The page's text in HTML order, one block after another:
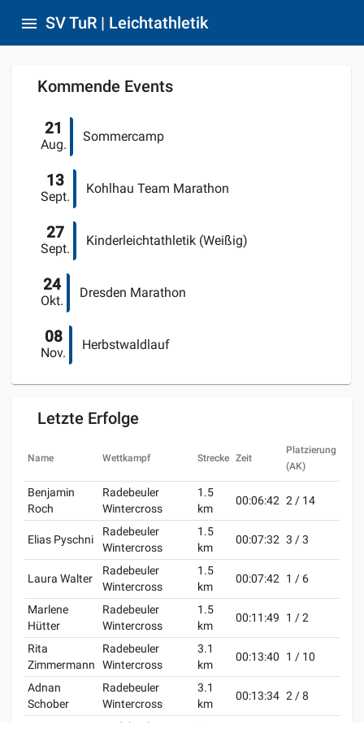
menu SV TuR | Leichtathletik
Kommende Events
21
Aug.
Sommercamp
13
Sept.
Kohlhau Team Marathon
27
Sept.
Kinderleichtathletik (Weißig)
24
Okt.
Dresden Marathon
08
Nov.
Herbstwaldlauf
Letzte Erfolge
Name Wettkampf Strecke Zeit
Platzierung
(AK)
Benjamin
Roch
Radebeuler
Wintercross
1.5
km
00:06:42 2 / 14
Elias Pyschni
Radebeuler
Wintercross
1.5
km
00:07:32 3 / 3
Laura Walter
Radebeuler
Wintercross
1.5
km
00:07:42 1 / 6
Marlene
Hütter
Radebeuler
Wintercross
1.5
km
00:11:49 1 / 2
Rita
Zimmermann
Radebeuler
Wintercross
3.1
km
00:13:40 1 / 10
Adnan
Schober
Radebeuler
Wintercross
3.1
km
00:13:34 2 / 8